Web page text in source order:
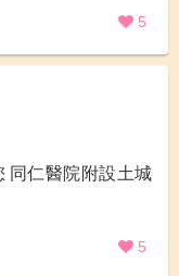
5
5